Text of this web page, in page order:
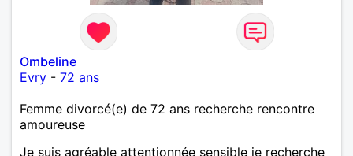
Ombeline
Evry - 72 ans
Femme divorcé(e) de 72 ans recherche rencontre
amoureuse
Je suis agréable attentionnée sensible je recherche